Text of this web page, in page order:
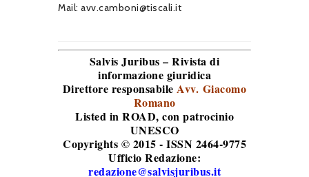
Mail: avv.camboni@tiscali.it
Salvis Juribus – Rivista di
informazione giuridica
Direttore responsabile Avv. Giacomo
Romano
Listed in ROAD, con patrocinio
UNESCO
Copyrights © 2015 - ISSN 2464-9775
Ufficio Redazione:
redazione@salvisjuribus.it